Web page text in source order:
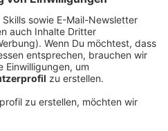
20:12
kassierte 09 in der
Lippstadt. Bereits nach